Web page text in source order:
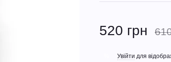
520 грн
Увійти для